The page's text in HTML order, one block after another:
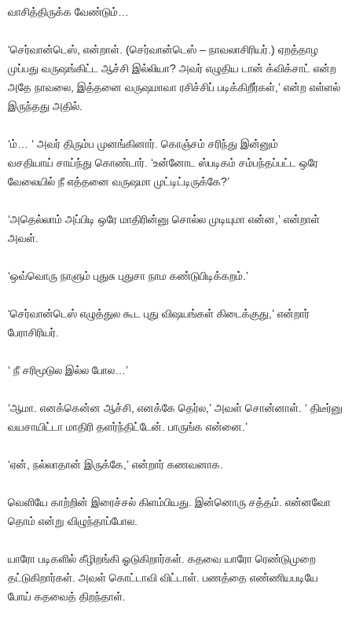
வாசித்திருக்க வேண்டும்
‘செர்வான்டெஸ் என்றாள் . (செர்வான்டெஸ் – நாவலாசிரியர் .) ஏறத்தாழ
முப்பது வருஷங்கிட்ட ஆச்சி இல்லியா? அவர் எழுதிய டான் க்விக்சாட் என்ற
அதே நாவலை இத்தனை வருஷமாவா ரசிச்சிப் படிக்கிறீர்கள் ,’ என்ற எள்ளல்
இருந்தது அதில்
‘ம் … ‘ அவர் திரும்ப முனங்கினார் கொஞ்சம் சரிந்து இன்னும்
வசதியாய் சாய்ந்து கொண்டார் . ‘உன்னோட ஸ்படிகம் சம்பந்தப்பட்ட
ஒரே
வேலையில் நீ எத்தனை வருஷமா முட்டிட்டிருக்கே?’
‘அதெல்லாம் அப்பிடி ஒரே மாதிரின்னு சொல்ல முடியுமா என்ன ,’ என்றாள்
அவள்
‘ஒவ்வொரு நாளும் புதுசு புதுசா நாம கண்டுபிடிக்கறம் .’
‘செர்வான்டெஸ் எழுத்துல கூட புது விஷயங்கள் கிடைக்குது ,’ என்றார்
பேராசிரியர்
‘ நீ சரிமூடுல இல்ல போல …’
‘ஆமா எனக்கென்ன ஆச்சி எனக்கே தெர்ல ,’ அவள் சொன்னாள் . ‘ திடீர்னு
வயசாயிட்டா மாதிரி தளர்ந்திட்டேன் பாருங்க என்னை .’
‘ஏன் நல்லாதான் இருக்கே ,’ என்றார் கணவனாக
வெளியே காற்றின் இரைச்சல் கிளம்பியது இன்னொரு சத்தம் என்னவோ
தொம் என்று விழுந்தாப்போல
யாரோ படிகளில் கீழிறங்கி ஓடுகிறார்கள் கதவை யாரோ ரெண்டுமுறை
தட்டுகிறார்கள் அவள் கொட்டாவி விட்டாள் பணத்தை எண்ணியபடியே
போய் கதவைத் திறந்தாள்